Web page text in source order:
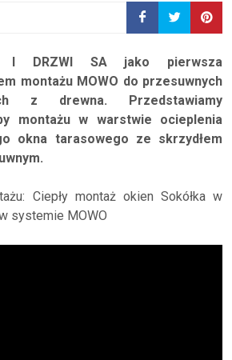
I DRZWI SA jako pierwsza
montażu MOWO do przesuwnych
z drewna. Przedstawiamy
montażu w warstwie ocieplenia
okna tarasowego ze skrzydłem
Ciepły montaż okien Sokółka w
systemie MOWO